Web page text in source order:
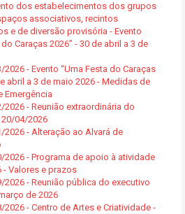
dos estabelecimentos dos grupos
associativos, recintos
e de diversão provisória - Evento
Caraças 2026” - 30 de abril a 3 de
2026 - Evento “Uma Festa do Caraças
abril a 3 de maio 2026 - Medidas de
Emergência
2026 - Reunião extraordinária do
04/2026
2026 - Alteração ao Alvará de
2026 - Programa de apoio à atividade
- Valores e prazos
2026 - Reunião pública do executivo
de 2026
2026 - Centro de Artes e Criatividade -